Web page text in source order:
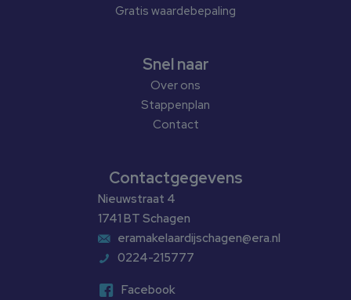
Gratis waardebepaling
Snel naar
Over ons
Stappenplan
Contact
Contactgegevens
Nieuwstraat 4
1741 BT Schagen
eramakelaardijschagen@era.nl
0224-215777
Facebook